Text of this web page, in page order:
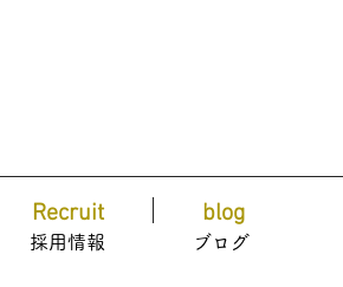
Recruit blog
採用情報 ブログ